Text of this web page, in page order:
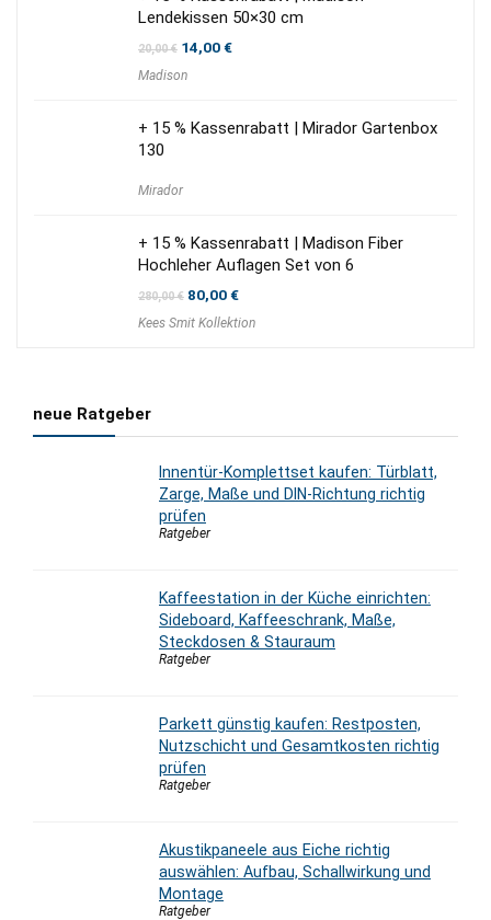
Lendekissen 50×30 cm
20,00€ Ursprünglicher
war:
14,00€Aktueller
Madison
+ 15 % Kassenrabatt | Mirador Gartenbox
130
Mirador
+ 15 % Kassenrabatt | Madison Fiber
Hochleher Auflagen Set von 6
280,00€ Ursprünglicher
war:
80,00€Aktueller
ist:
Kees Smit Kollektion
neue Ratgeber
Innentür-Komplettset kaufen: Türblatt,
Zarge, Maße und DIN-Richtung richtig
prüfen
Ratgeber
Kaffeestation in der Küche einrichten:
Sideboard, Kaffeeschrank, Maße,
Steckdosen & Stauraum
Ratgeber
Parkett günstig kaufen: Restposten,
Nutzschicht und Gesamtkosten richtig
prüfen
Ratgeber
Akustikpaneele aus Eiche richtig
auswählen: Aufbau, Schallwirkung und
Montage
Ratgeber